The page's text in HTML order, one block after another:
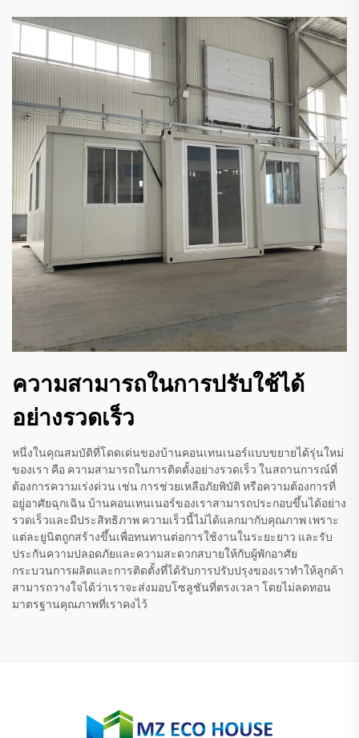
ความสามารถในการปรับใช้ได้
อย่างรวดเร็ว
หนึ่งในคุณสมบัติที่โดดเด่นของบ้านคอนเทนเนอร์แบบขยายได้รุ่นใหม่
ของเรา คือ ความสามารถในการติดตั้งอย่างรวดเร็ว ในสถานการณ์ที่
ต้องการความเร่งด่วน เช่น การช่วยเหลือภัยพิบัติ หรือความต้องการที่
อยู่อาศัยฉุกเฉิน บ้านคอนเทนเนอร์ของเราสามารถประกอบขึ้นได้อย่าง
รวดเร็วและมีประสิทธิภาพ ความเร็วนี้ไม่ได้แลกมากับคุณภาพ เพราะ
แต่ละยูนิตถูกสร้างขึ้นเพื่อทนทานต่อการใช้งานในระยะยาว และรับ
ประกันความปลอดภัยและความสะดวกสบายให้กับผู้พักอาศัย
กระบวนการผลิตและการติดตั้งที่ได้รับการปรับปรุงของเราทำให้ลูกค้า
สามารถวางใจได้ว่าเราจะส่งมอบโซลูชันที่ตรงเวลา โดยไม่ลดทอน
มาตรฐานคุณภาพที่เราคงไว้